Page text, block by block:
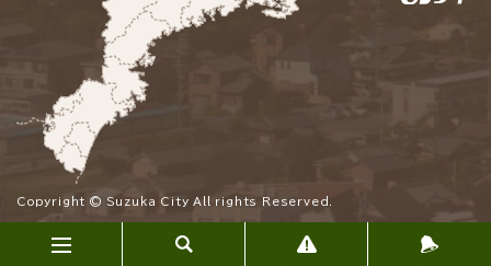
Copyright © Suzuka City All rights Reserved.